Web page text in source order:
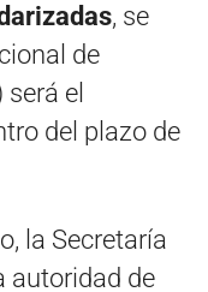
, se
de
el
del plazo de
la Secretaría
autoridad de